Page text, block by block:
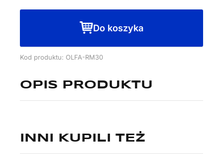
Do koszyka
Kod produktu: OLFA-RM30
OPIS PRODUKTU
INNI KUPILI TEŻ